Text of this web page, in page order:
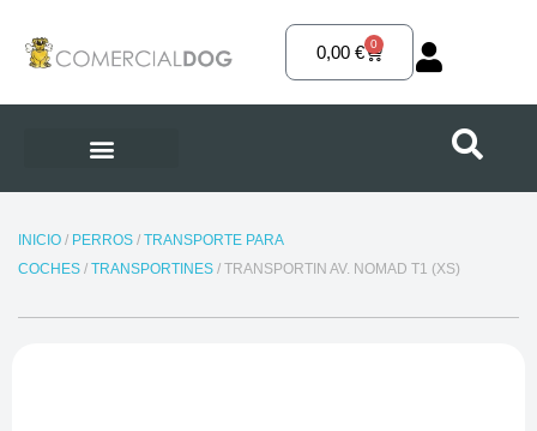
contenido
0,00€ 0
Carrito
INICIO/ PERROS/ TRANSPORTE PARA
COCHES/ TRANSPORTINES/ TRANSPORTIN AV. NOMAD T1 (XS)